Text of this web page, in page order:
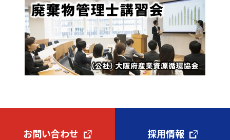
お問い合わせ 採用情報